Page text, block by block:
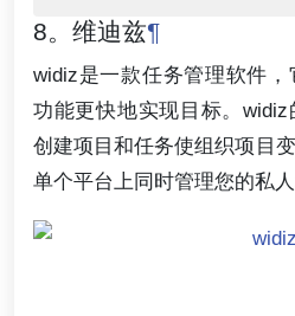
8。维迪兹¶
widiz是一款任务管理软件
功能更快地实现目标。
创建项目和任务使组织项目
单个平台上同时管理您的私人